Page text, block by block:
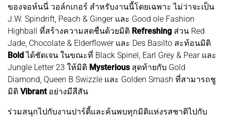
ของจอห์นนี่ วอล์กเกอร์ สำหรับงานนี้โดยเฉพาะ ไม่ว่าจะเป็น
J.W. Spindrift, Peach & Ginger และ Good ole Fashion
Highball ที่สร้างความสดชื่นด้วยมิติ Refreshing ส่วน Red
Jade, Chocolate & Elderflower และ Des Basilto สะท้อนมิติ
Boldได้ชัดเจน ในขณะที่ Black Spinel, Earl Grey & Pear และ
Jungle Letter 23 ให้มิติ Mysterious สุดท้ายกับ Gold
Diamond, Queen B Swizzle และ Golden Smash ที่สามารถชู
มิติ Vibrant อย่างมีสีสัน
ร่วมสนุกไปกับงานปาร์ตี้และค้นพบทุกมิติแห่งรสชาติไปกับ